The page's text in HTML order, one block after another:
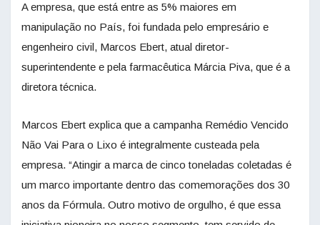
A empresa, que está entre as 5% maiores em
manipulação no País, foi fundada pelo empresário e
engenheiro civil, Marcos Ebert, atual diretor-
superintendente e pela farmacêutica Márcia Piva, que é a
diretora técnica.
Marcos Ebert explica que a campanha Remédio Vencido
Não Vai Para o Lixo é integralmente custeada pela
empresa. “Atingir a marca de cinco toneladas coletadas é
um marco importante dentro das comemorações dos 30
anos da Fórmula. Outro motivo de orgulho, é que essa